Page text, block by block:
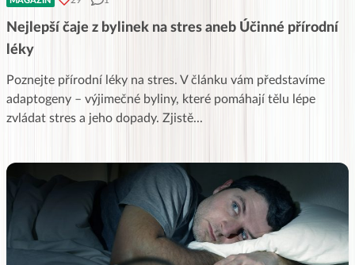
Nejlepší čaje z bylinek na stres aneb Účinné přírodní
léky
Poznejte přírodní léky na stres. V článku vám představíme
adaptogeny – výjimečné byliny, které pomáhají tělu lépe
zvládat stres a jeho dopady. Zjistě...